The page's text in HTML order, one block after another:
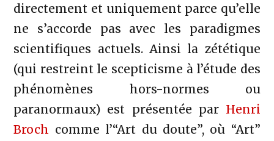
directement et uniquement parce qu’elle
ne s’accorde pas avec les paradigmes
scientifiques actuels. Ainsi la zététique
(qui restreint le scepticisme à l’étude des
phénomènes hors-normes ou
paranormaux) est présentée par Henri
Broch comme l’“Art du doute”, où “Art”